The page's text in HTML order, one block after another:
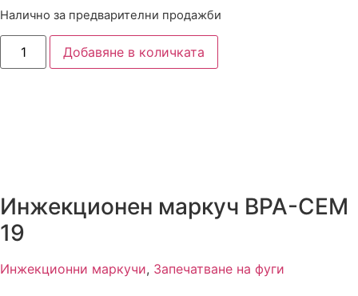
Налично за предварителни продажби
Добавяне в количката
Инжекционен маркуч BPA-CEM
19
Инжекционни маркучи, Запечатване на фуги